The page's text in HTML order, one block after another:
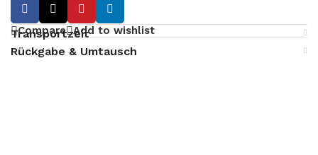
Compare Add to wishlist
Transportzeit
Rückgabe & Umtausch